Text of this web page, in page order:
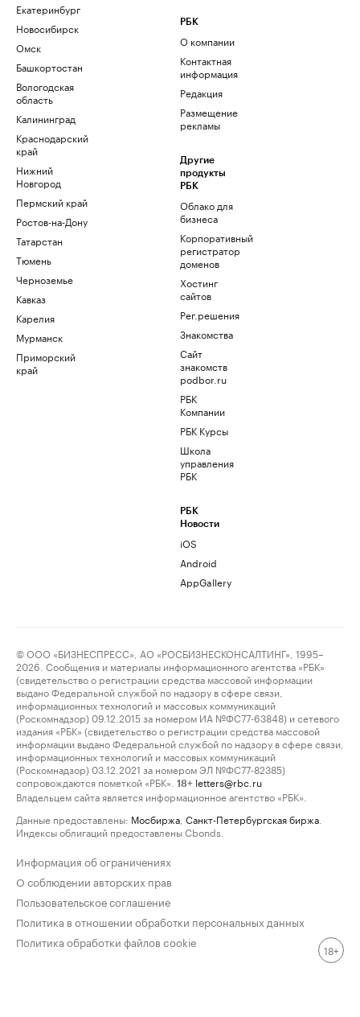
Екатеринбург
Новосибирск
Омск
Башкортостан
Вологодская
область
Калининград
Краснодарский
край
Нижний
Новгород
Пермский край
Ростов-на-Дону
Татарстан
Тюмень
Черноземье
Кавказ
Карелия
Мурманск
Приморский
край
РБК
О компании
Контактная
информация
Редакция
Размещение
рекламы
Другие
продукты
РБК
Облако для
бизнеса
Корпоративный
регистратор
доменов
Хостинг
сайтов
Рег.решения
Знакомства
Сайт
знакомств
podbor.ru
РБК
Компании
РБК Курсы
Школа
управления
РБК
РБК
Новости
iOS
Android
AppGallery
© ООО «БИЗНЕСПРЕСС», АО «РОСБИЗНЕСКОНСАЛТИНГ», 1995–
2026. Сообщения и материалы информационного агентства «РБК»
(свидетельство о регистрации средства массовой информации
выдано Федеральной службой по надзору в сфере связи,
информационных технологий и массовых коммуникаций
(Роскомнадзор) 09.12.2015 за номером ИА №ФС77-63848) и сетевого
издания «РБК» (свидетельство о регистрации средства массовой
информации выдано Федеральной службой по надзору в сфере связи,
информационных технологий и массовых коммуникаций
(Роскомнадзор) 03.12.2021 за номером ЭЛ №ФС77-82385)
сопровождаются пометкой «РБК».
18+ letters@rbc.ru
Владельцем сайта является информационное агентство «РБК».
Данные предоставлены: Мосбиржа Санкт-Петербургская биржа
Индексы облигаций предоставлены Cbonds.
Информация об ограничениях
О соблюдении авторских прав
Пользовательское соглашение
Политика в отношении обработки персональных данных
Политика обработки файлов cookie
18+